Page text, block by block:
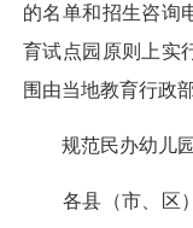
的名单和招生咨询
育试点园原则上实
围由当地教育行政
规范民办幼儿园
各县（市、区）